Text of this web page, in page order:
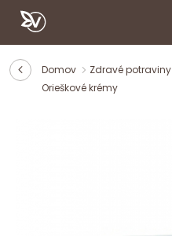
Domov Zdravé potraviny
Orieškové krémy